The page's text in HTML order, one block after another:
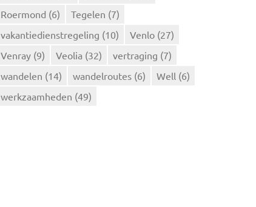
Roermond (6) Tegelen (7)
vakantiedienstregeling (10) Venlo (27)
Venray (9) Veolia (32) vertraging (7)
wandelen (14) wandelroutes (6) Well (6)
werkzaamheden (49)